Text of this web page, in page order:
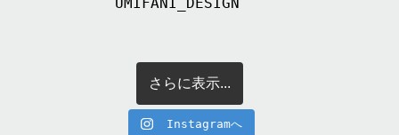
さらに表示...
Instagramへ